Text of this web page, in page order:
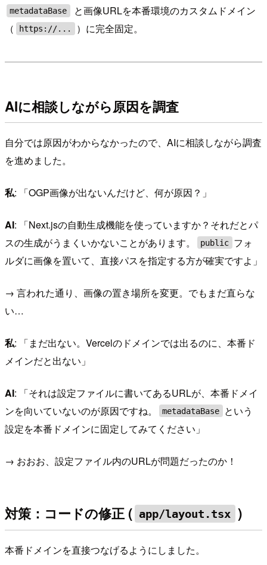
metadataBase
と画像URLを本番環境のカスタムドメイン
（
https://... ）に完全固定。
AIに相談しながら原因を調査
自分では原因がわからなかったので、AIに相談しながら調査
を進めました。
私: 「OGP画像が出ないんだけど、何が原因？」
AI: 「Next.jsの自動生成機能を使っていますか？それだとパ
スの生成がうまくいかないことがあります。
public フォ
ルダに画像を置いて、直接パスを指定する方が確実ですよ」
→ 言われた通り、画像の置き場所を変更。でもまだ直らな
い…
私: 「まだ出ない。Vercelのドメインでは出るのに、本番ド
メインだと出ない」
AI: 「それは設定ファイルに書いてあるURLが、本番ドメイ
ンを向いていないのが原因ですね。
metadataBase
という
設定を本番ドメインに固定してみてください」
→ おおお、設定ファイル内のURLが問題だったのか！
対策：コードの修正 ( app/layout.tsx )
本番ドメインを直接つなげるようにしました。